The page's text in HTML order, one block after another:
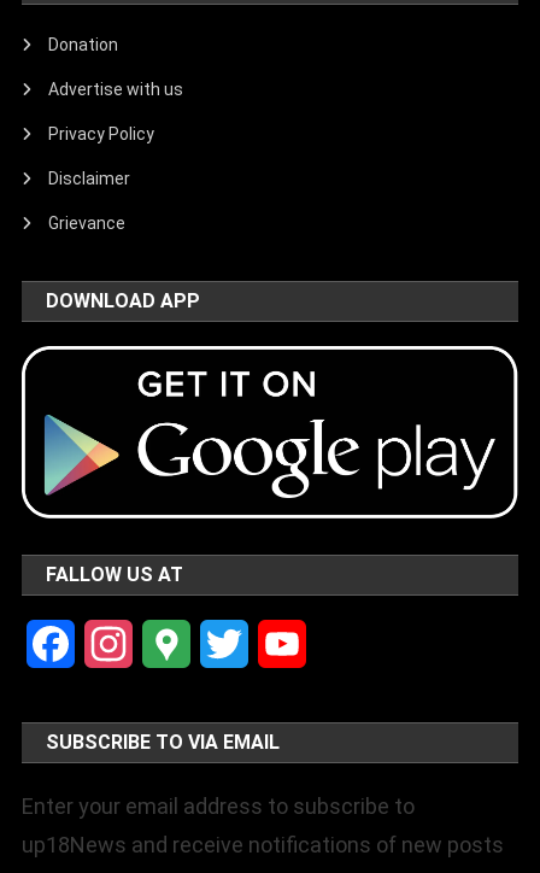
Donation
Advertise with us
Privacy Policy
Disclaimer
Grievance
DOWNLOAD APP
FALLOW US AT
FacebookInstagramGoogle Twitter
SUBSCRIBE TO VIA EMAIL
Enter your email address to subscribe to
up18News and receive notifications of new posts